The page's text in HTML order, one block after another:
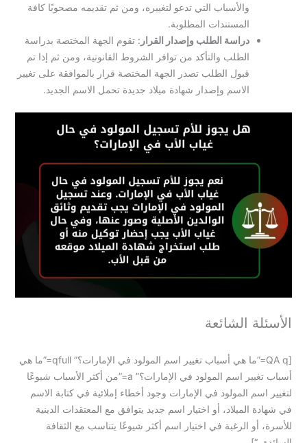
والأسباب التي تدعو لتغييره، ومن ثم تقديمه مصحوبًا كافة
المستندات المطلوبة.
دراسة الطلب وإصدار القرار : تقوم الجهة المختصة بدراسة
الطلب والتأكد من توافر الشروط القانونية، ومن ثم إذا تم
قبول الطلب تصدر الجهة المختصة قرار بالموافقة على تغيير
الاسم وإصدار شهادة ميلاد جديدة تحمل الاسم الجديد.
الأسئلة الشائعة
[QA q=”ما هي أسباب تغيير اسم المولود في الإمارات؟” qfull=”ما هي
أسباب تغيير اسم المولود في الإمارات؟” a=”من أكثر الأسباب شيوعًا
لتغيير اسم المولود في الإمارات وجود أخطاء إملائية في كتابة الاسم
في شهادة الميلاد، أو اختيار اسم جديد يتوافق مع المعتقدات الدينية
للأسرة، أو الرغبة في اختيار اسم أكثر شيوعًا يتناسب مع الثقافة